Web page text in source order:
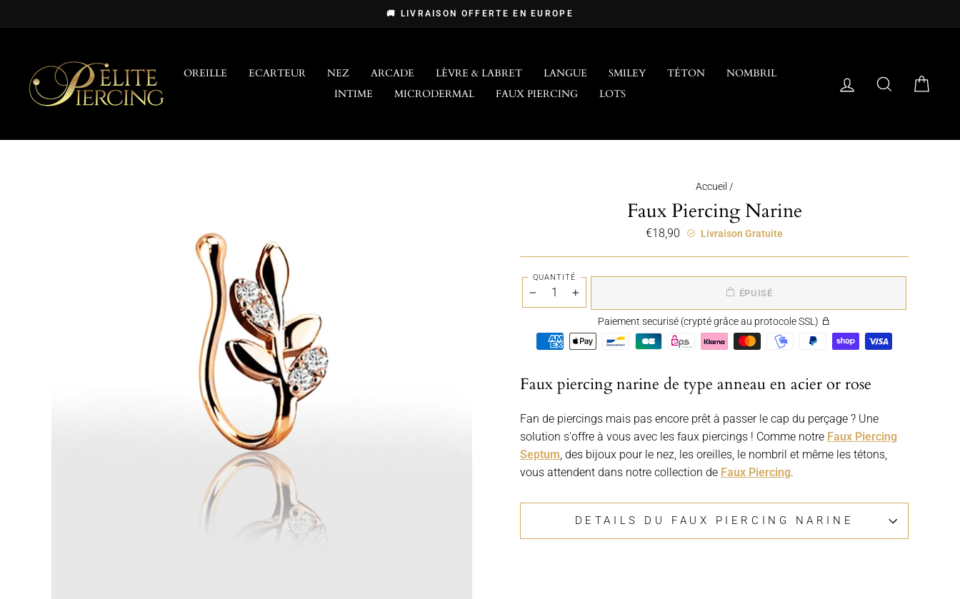
au
🚚 LIVRAISON OFFERTE EN EUROPE
OREILLE ECARTEUR NEZ ARCADE LÈVRE & LABRET LANGUE SMILEY TÉTON
NOMBRIL
INTIME
MICRODERMAL FAUX PIERCING LOTS
SE CONNECTER
Accueil /
Faux Piercing Narine
€18,90 PrixLivraison Gratuite
QUANTITÉ
ÉPUISÉ
Paiement securisé (crypté grâce au protocole SSL)
Faux piercing narine de type anneau en acier or rose
Fan de piercings mais pas encore prêt à passer le cap du perçage ? Une
solution s'offre à vous avec les faux piercings ! Comme notre Faux Piercing
Septum, des bijoux pour le nez, les oreilles, le nombril et même les tétons,
vous attendent dans notre collection de Faux Piercing.
DETAILS DU FAUX PIERCING NARINE